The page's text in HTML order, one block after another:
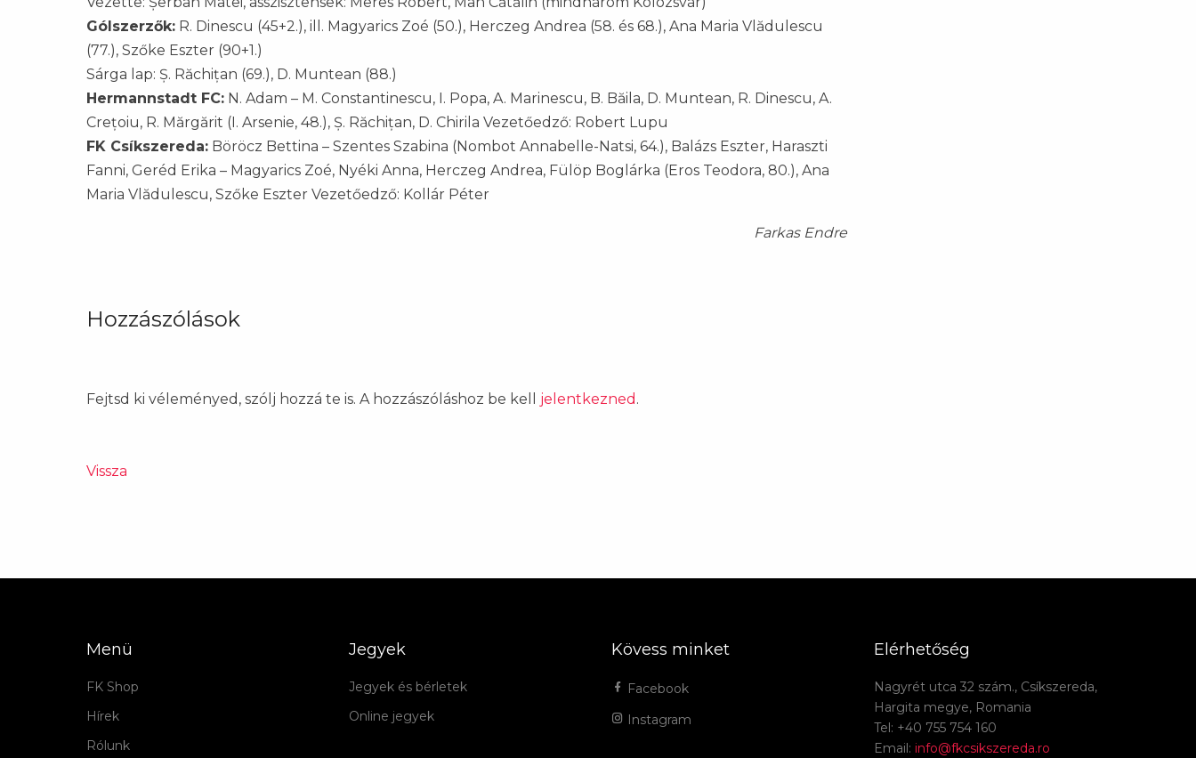
Gólszerzők: R. Dinescu (45+2.), ill. Magyarics Zoé (50.), Herczeg Andrea (58. és 68.), Ana Maria Vlădulescu
(77.), Szőke Eszter (90+1.)
Sárga lap: Ș. Răchițan (69.), D. Muntean (88.)
Hermannstadt FC: N. Adam – M. Constantinescu, I. Popa, A. Marinescu, B. Băila, D. Muntean, R. Dinescu, A.
Crețoiu, R. Mărgărit (I. Arsenie, 48.), Ș. Răchițan, D. Chirila Vezetőedző: Robert Lupu
FK Csíkszereda: Böröcz Bettina – Szentes Szabina (Nombot Annabelle-Natsi, 64.), Balázs Eszter, Haraszti
Fanni, Geréd Erika – Magyarics Zoé, Nyéki Anna, Herczeg Andrea, Fülöp Boglárka (Eros Teodora, 80.), Ana
Maria Vlădulescu, Szőke Eszter Vezetőedző: Kollár Péter
Farkas Endre
Hozzászólások
Fejtsd ki véleményed, szólj hozzá te is. A hozzászóláshoz be kell jelentkezned .
Vissza
Menü
FK Shop
Hírek
Rólunk
Jegyek
Jegyek és bérletek
Online jegyek
Kövess minket
Facebook
Instagram
Elérhetőség
Nagyrét utca 32 szám., Csíkszereda,
Hargita megye, Romania
Tel: +40 755 754 160
Email: info@fkcsikszereda.ro